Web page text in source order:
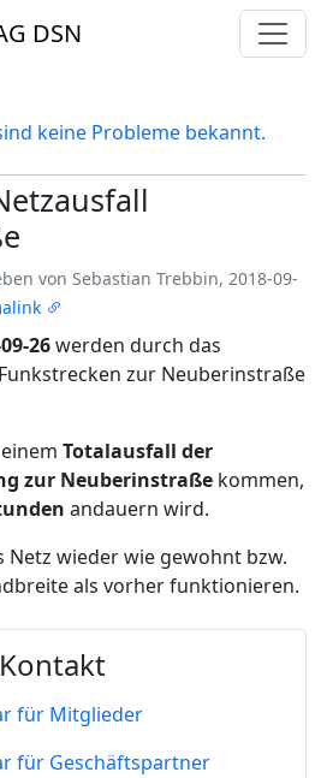
DSN
keine Probleme bekannt.
von Sebastian Trebbin, 2018-09-
26werden durch das
zur Neuberinstraße
Totalausfall der
zur Neuberinstraße kommen,
andauern wird.
Netz wieder wie gewohnt bzw.
als vorher funktionieren.
Kontakt
für Mitglieder
für Geschäftspartner